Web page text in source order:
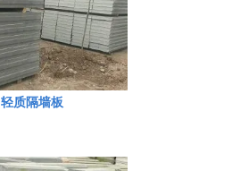
轻质隔墙板